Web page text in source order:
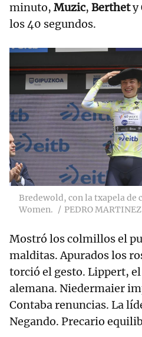
minuto, Muzic, Berthety
los 40 segundos.
Bredewold, con la txapela de
Women.
PEDRO MARTINEZ
Mostró los colmillos el
malditas. Apurados los
torció el gesto. Lippert,
alemana. Niedermaier
Contaba renuncias. La
Negando. Precario